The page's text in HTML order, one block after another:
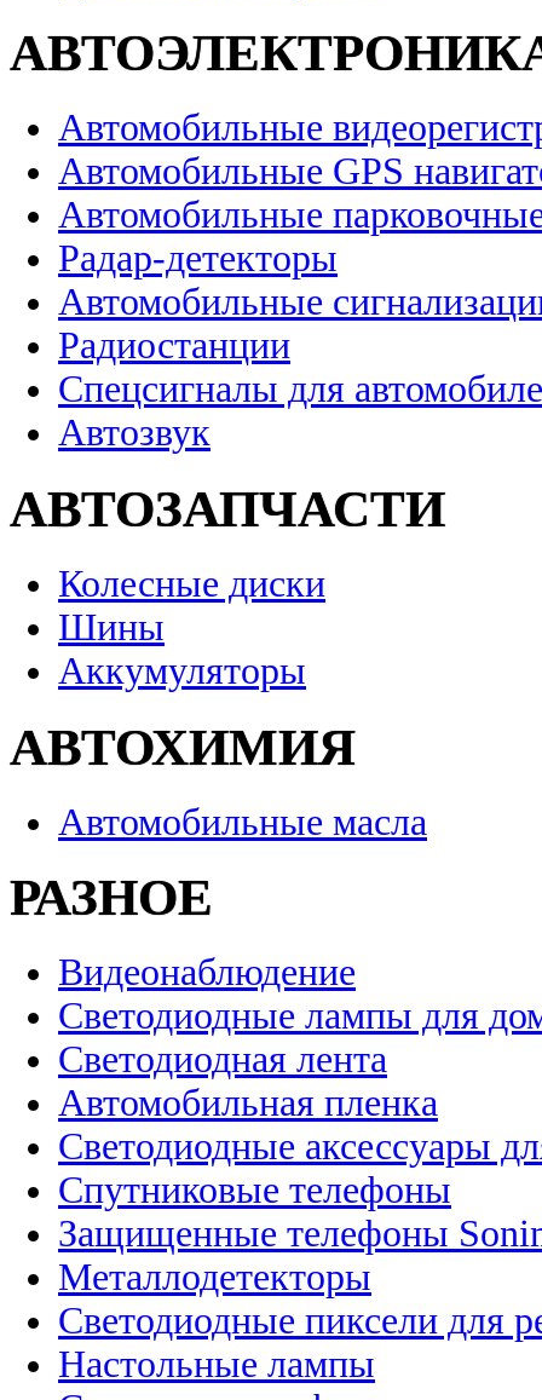
Автомобильные
Автомобильные GPS
Автомобильные
Радар-детекторы
Автомобильные
Радиостанции
Спецсигналы для
Автозвук
АВТОЗАПЧАСТИ
Колесные диски
Шины
Аккумуляторы
АВТОХИМИЯ
Автомобильные масла
РАЗНОЕ
Видеонаблюдение
Светодиодные лампы для
Светодиодная лента
Автомобильная пленка
Светодиодные аксессуары
Спутниковые телефоны
Защищенные телефоны
Металлодетекторы
Светодиодные пиксели для
Настольные лампы